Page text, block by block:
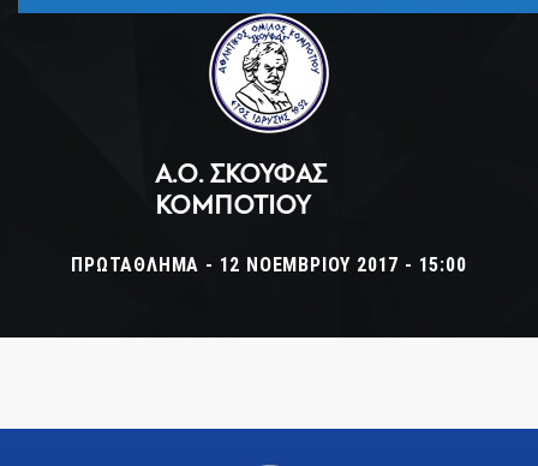
Α.Ο. ΣΚΟΥΦΆΣ
ΚΟΜΠΟΤΊΟΥ
ΠΡΩΤΆΘΛΗΜΑ - 12 ΝΟΕΜΒΡΊΟΥ 2017 - 15:00